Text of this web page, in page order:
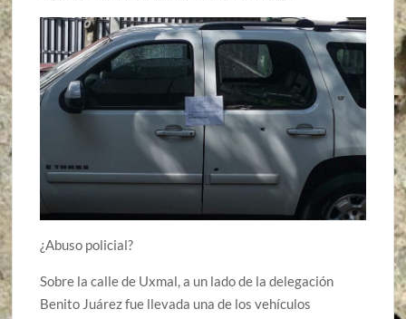
¿Abuso policial?
Sobre la calle de Uxmal, a un lado de la delegación
Benito Juárez fue llevada una de los vehículos